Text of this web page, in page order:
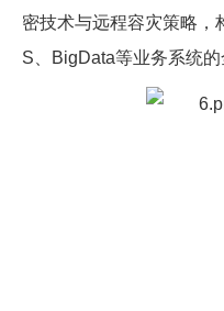
密技术与远程容灾策略
S、BigData等业务系统